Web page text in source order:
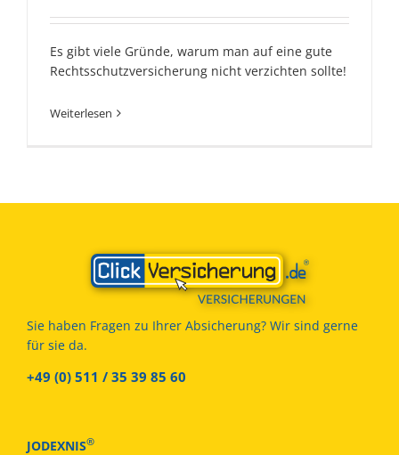
Es gibt viele Gründe, warum man auf eine gute
Rechtsschutzversicherung nicht verzichten sollte!
Weiterlesen
Sie haben Fragen zu Ihrer Absicherung? Wir sind gerne
für sie da.
+49 (0) 511 / 35 39 85 60
JODEXNIS®